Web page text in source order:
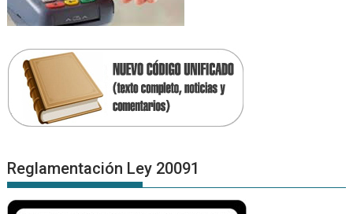
Reglamentación Ley 20091